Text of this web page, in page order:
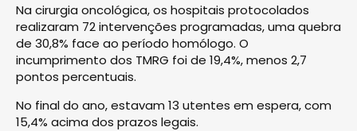
Na cirurgia oncológica, os hospitais protocolados
realizaram 72 intervenções programadas, uma quebra
de 30,8% face ao período homólogo. O
incumprimento dos TMRG foi de 19,4%, menos 2,7
pontos percentuais.
No final do ano, estavam 13 utentes em espera, com
15,4% acima dos prazos legais.